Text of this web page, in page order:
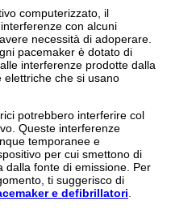
computerizzato, il
con alcuni
necessità di adoperare.
pacemaker è dotato di
interferenze prodotte dalla
elettriche che si usano
potrebbero interferire col
Queste interferenze
temporanee e
per cui smettono di
dalla fonte di emissione. Per
ti suggerisco di
e defibrillatori.